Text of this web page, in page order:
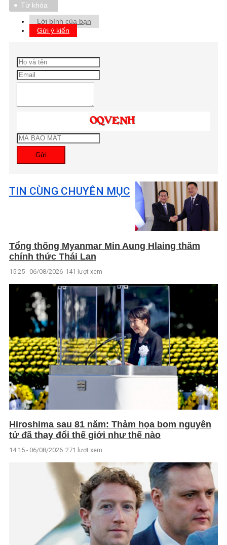
Từ khóa
Lời bình của bạn
Gửi ý kiến
Gửi
TIN CÙNG CHUYÊN MỤC
Tổng thống Myanmar Min Aung Hlaing thăm
chính thức Thái Lan
15:25 - 06/08/2026 141 lượt xem
Hiroshima sau 81 năm: Thảm họa bom nguyên
tử đã thay đổi thế giới như thế nào
14:15 - 06/08/2026 271 lượt xem